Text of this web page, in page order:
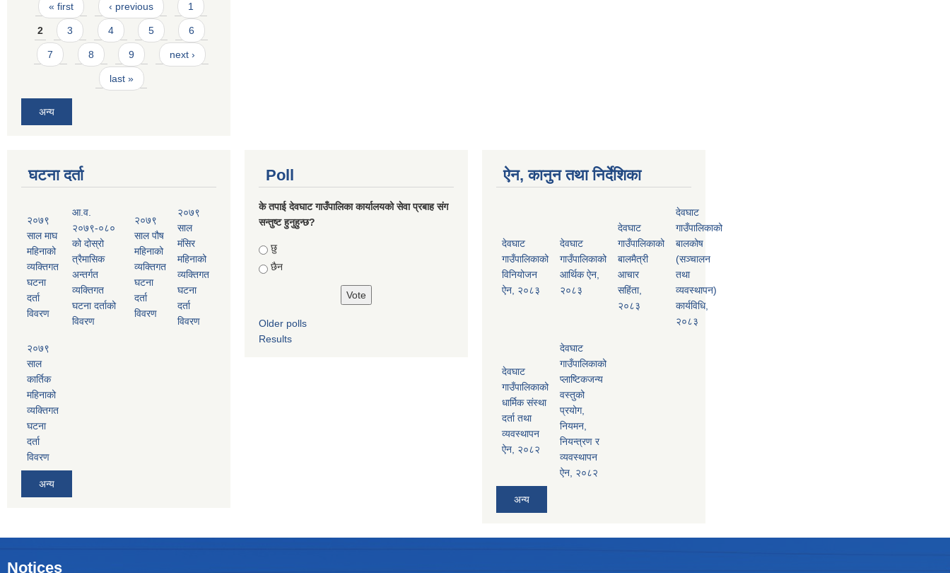
Pages
« first ‹ previous 1
2 3 4 5 6
7 8 9 next ›
last »
अन्य
घटना दर्ता
२०७९
साल माघ
महिनाको
व्यक्तिगत
घटना
दर्ता
विवरण
आ.व.
२०७९-०८०
को दोस्रो
त्रैमासिक
अन्तर्गत
व्यक्तिगत
घटना दर्ताको
विवरण
२०७९
साल पौष
महिनाको
व्यक्तिगत
घटना
दर्ता
विवरण
२०७९
साल
मंसिर
महिनाको
व्यक्तिगत
घटना
दर्ता
विवरण
२०७९
साल
कार्तिक
महिनाको
व्यक्तिगत
घटना
दर्ता
विवरण
अन्य
Poll
के तपाई देवघाट गाउँपालिका कार्यालयको सेवा प्रबाह संग
सन्तुष्ट हुनुहुन्छ?
Choices
छु
छैन
Older polls
Results
ऐन, कानुन तथा निर्देशिका
देवघाट
गाउँपालिकाको
विनियोजन
ऐन, २०८३
देवघाट
गाउँपालिकाको
आर्थिक ऐन,
२०८३
देवघाट
गाउँपालिकाको
बालमैत्री
आचार
सहिंता,
२०८३
देवघाट
गाउँपालिकाको
बालकोष
(सञ्चालन
तथा
व्यवस्थापन)
कार्यविधि,
२०८३
देवघाट
गाउँपालिकाको
धार्मिक संस्था
दर्ता तथा
व्यवस्थापन
ऐन, २०८२
देवघाट
गाउँपालिकाको
प्लाष्टिकजन्य
वस्तुको
प्रयोग,
नियमन,
नियन्त्रण र
व्यवस्थापन
ऐन, २०८२
अन्य
Notices